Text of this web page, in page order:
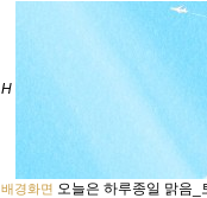
H
배경화면 오늘은 하루종일 맑음_